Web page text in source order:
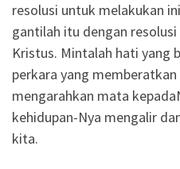
resolusi untuk melakukan
gantilah itu dengan
Kristus. Mintalah hati yang
perkara yang
mengarahkan mata
kehidupan-Nya mengalir
kita.